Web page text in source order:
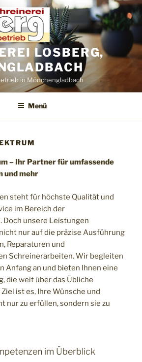
LOSBERG,
in Mönchengladbach
Menü
– Ihr Partner für umfassende
und mehr
steht für höchste Qualität und
im Bereich der
Doch unsere Leistungen
nur auf die präzise Ausführung
Reparaturen und
Schreinerarbeiten. Wir begleiten
Anfang an und bieten Ihnen eine
die weit über das Übliche
ist es, Ihre Wünsche und
nur zu erfüllen, sondern sie zu
im Überblick